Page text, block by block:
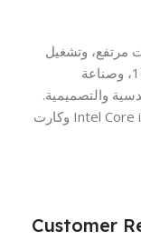
مرتفع، وتشغيل
ألعاب AAA على إعدادات عالية بدقة 1080p، وصناعة
والتصميمية.
يتميز بأداء قوي بفضل معالج Intel Core i7-13650HX وكارت
Customer